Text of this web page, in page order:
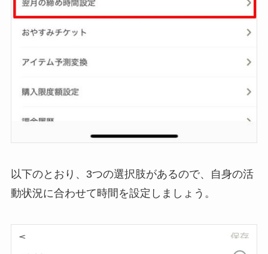
以下のとおり、3つの選択肢があるので、自身の活
動状況に合わせて時間を設定しましょう。